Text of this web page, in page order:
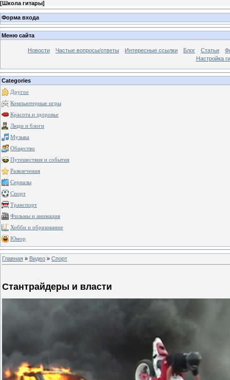
[Школа гитары]
Форма входа
Меню сайта
Новости Частые вопросы/ответы Интересные ссылки Блог Статьи
Настройка
Categories
Другое
Компьютерные игры
Красота и здоровье
Люди и блоги
Музыка
Общество
Путешествия и события
Развлечения
Сериалы
Спорт
Транспорт
Фильмы и анимация
Хобби и образование
Юмор
Главная » Видео » Спорт
Стантрайдеры и власти